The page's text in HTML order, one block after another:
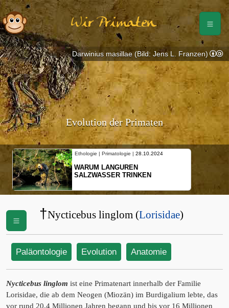
Wir Primaten
Evolution der Primaten
Ethologie | Primatologie | 28.10.2024
WARUM LANGUREN
SALZWASSER TRINKEN
Darwinius masillae (Bild: Jens L. Franzen)
†Nycticebus linglom (Lorisidae)
Paläontologie Evolution Anatomie
Nycticebus linglom ist eine Primatenart innerhalb der Familie
Lorisidae, die ab dem Neogen (Miozän) im Burdigalium lebte, das
vor rund 20,4 Millionen Jahren begann und bis vor 16 Millionen